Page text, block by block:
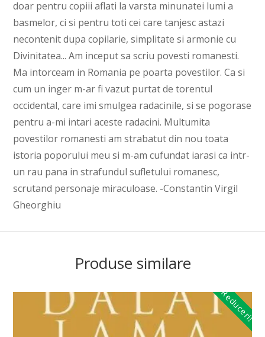
doar pentru copiii aflati la varsta minunatei lumi a
basmelor, ci si pentru toti cei care tanjesc astazi
necontenit dupa copilarie, simplitate si armonie cu
Divinitatea... Am inceput sa scriu povesti romanesti.
Ma intorceam in Romania pe poarta povestilor. Ca si
cum un inger m-ar fi vazut purtat de torentul
occidental, care imi smulgea radacinile, si se pogorase
pentru a-mi intari aceste radacini. Multumita
povestilor romanesti am strabatut din nou toata
istoria poporului meu si m-am cufundat iarasi ca intr-
un rau pana in strafundul sufletului romanesc,
scrutand personaje miraculoase. -Constantin Virgil
Gheorghiu
Produse similare
Reduceri!